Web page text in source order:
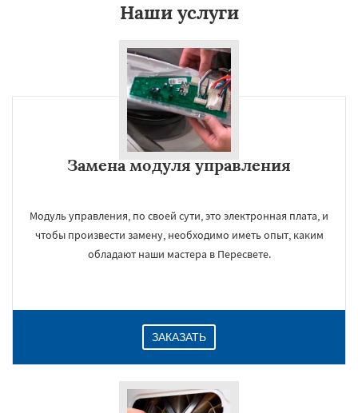
Наши услуги
Замена модуля управления
Модуль управления, по своей сути, это электронная плата, и
чтобы произвести замену, необходимо иметь опыт, каким
обладают наши мастера в Пересвете.
ЗАКАЗАТЬ
Даю согласие на обработку персональных данных